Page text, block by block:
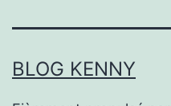
BLOG KENNY